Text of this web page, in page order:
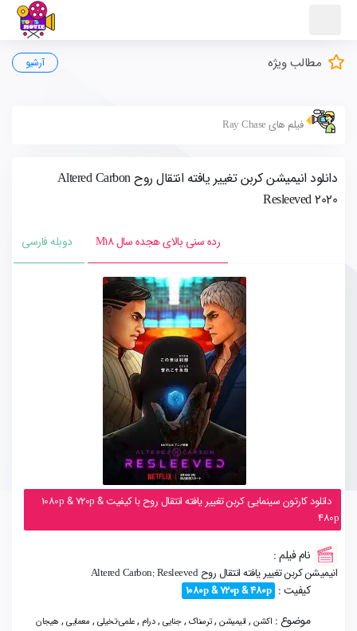
مطالب ویژه آرشیو
فیلم های Ray Chase
دانلود انیمیشن کربن تغییر یافته انتقال روح Altered Carbon
Resleeved 2020
رده سنی بالای هجده سال M18 دوبله فارسی
دانلود کارتون سینمایی کربن تغییر یافته انتقال روح با کیفیت 1080p & 720p &
480p
نام فیلم :
انیمیشن کربن تغییر یافته انتقال روح Altered Carbon: Resleeved
کیفیت : 1080p & 720p & 480p
موضوع : اکشن , انیمیشن ,ترسناک ,جنایی ,درام ,علمی-تخیلی , معمایی , هیجان